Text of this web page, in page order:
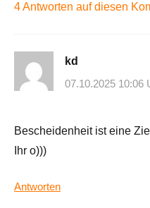
4 Antworten auf diesen
kd
07.10.2025 10:06
Bescheidenheit ist eine
Ihr o)))
Antworten